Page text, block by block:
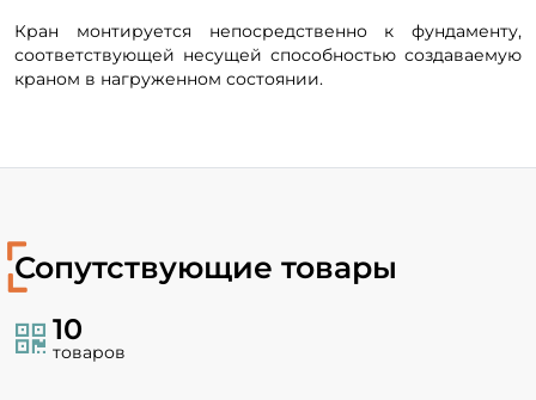
Кран монтируется непосредственно к фундаменту,
соответствующей несущей способностью создаваемую
краном в нагруженном состоянии.
Сопутствующие товары
10
товаров